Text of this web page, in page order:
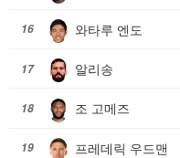
16 와타루 엔도
17 알리송
18 조 고메즈
19 프레데릭 우드맨